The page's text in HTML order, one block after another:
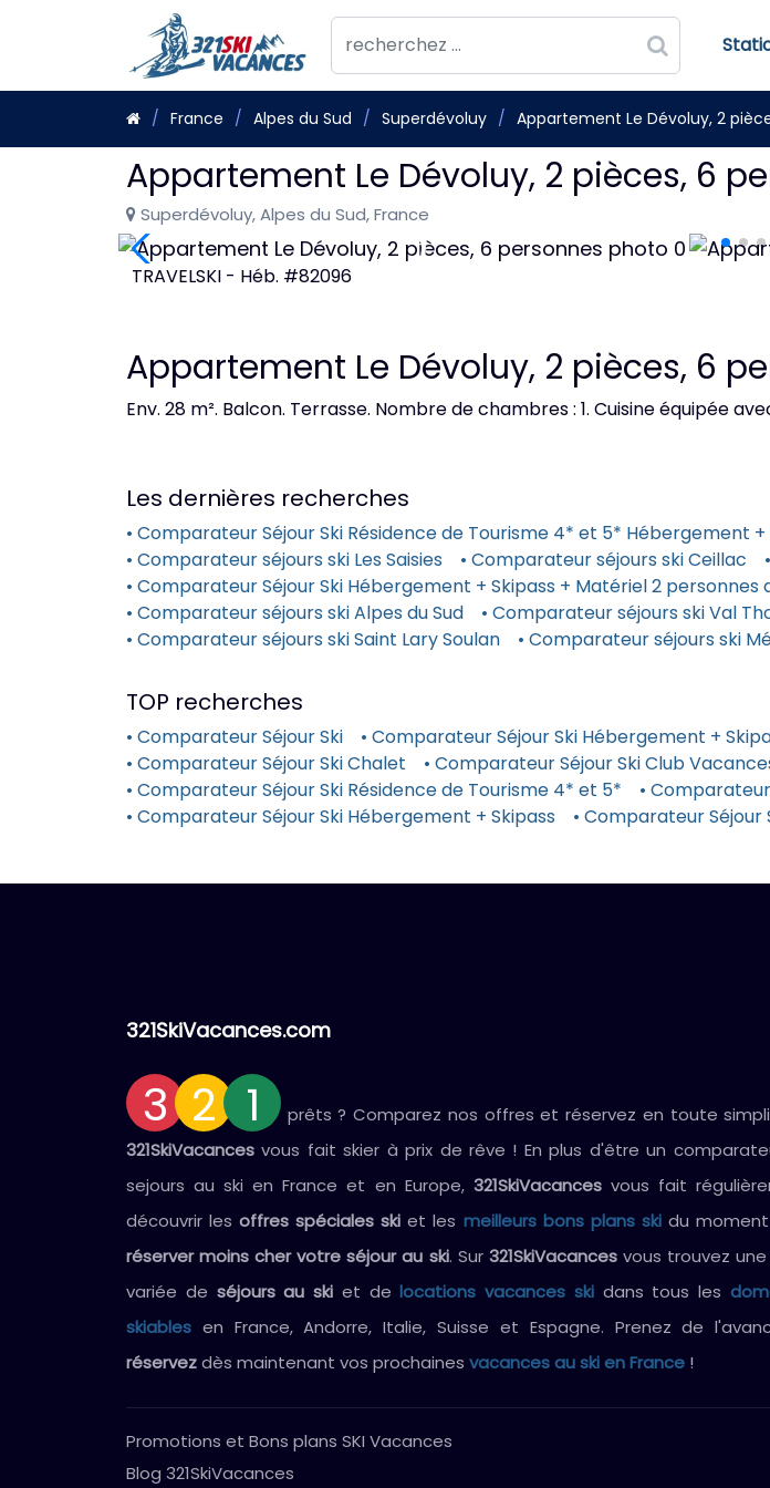
France Alpes du Sud Superdévoluy Appartement Le Dévoluy, 2
Appartement Le Dévoluy, 2 pièces, 6
Superdévoluy, Alpes du Sud, France
TRAVELSKI - Héb. #82096
Appartement Le Dévoluy, 2 pièces, 6
Env. 28 m². Balcon. Terrasse. Nombre de chambres : 1. Cuisine équipée
Les dernières recherches
• Comparateur Séjour Ski Résidence de Tourisme 4* et 5* Hébergement
• Comparateur séjours ski Les Saisies
• Comparateur séjours ski Ceillac
• Comparateur Séjour Ski Hébergement + Skipass + Matériel 2
• Comparateur séjours ski Alpes du Sud
• Comparateur séjours ski Val
• Comparateur séjours ski Saint Lary Soulan
• Comparateur séjours ski
TOP recherches
• Comparateur Séjour Ski • Comparateur Séjour Ski Hébergement +
• Comparateur Séjour Ski Chalet
• Comparateur Séjour Ski Club
• Comparateur Séjour Ski Résidence de Tourisme 4* et 5*
•
• Comparateur Séjour Ski Hébergement + Skipass
• Comparateur Séjour
321SkiVacances.com
3 2 1
prêts ? Comparez nos offres et réservez en toute
321SkiVacances vous fait skier à prix de rêve ! En plus d'être un
sejours au ski en France et en Europe, 321SkiVacancesvous fait
découvrir lesoffres spéciales ski et les meilleurs bons plans skidu
réserver moins cher votre séjour au ski. Sur 321SkiVacancesvous trouvez
variée de séjours au ski et delocations vacances skidans tous les
skiables en France, Andorre, Italie, Suisse et Espagne. Prenez de
réservezdès maintenant vos prochaines vacances au ski en France !
Promotions et Bons plans SKI Vacances
Blog 321SkiVacances